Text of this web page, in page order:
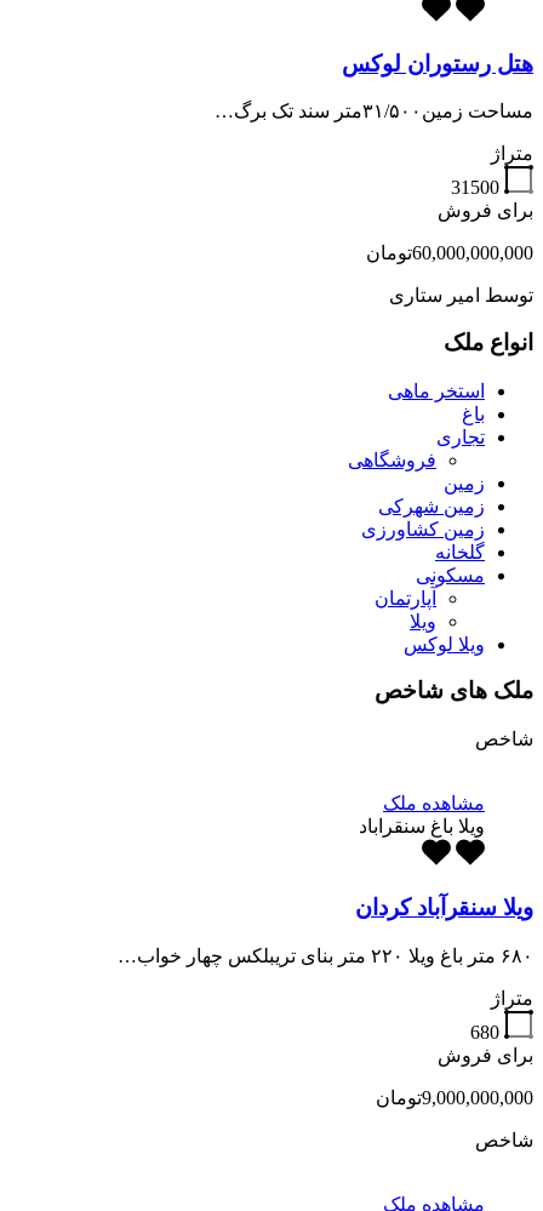
هتل رستوران لوکس
مساحت زمین۳۱/۵۰۰متر سند تک برگ…
متراژ
31500
برای فروش
60,000,000,000تومان
توسط امیر ستاری
انواع ملک
استخر ماهی
باغ
تجاری
فروشگاهی
زمین
زمین شهرکی
زمین کشاورزی
گلخانه
مسکونی
آپارتمان
ویلا
ویلا لوکس
ملک های شاخص
شاخص
مشاهده ملک
ویلا باغ سنقراباد
ویلا سنقرآباد کردان
۶۸۰ متر باغ ویلا ۲۲۰ متر بنای تریبلکس چهار خواب…
متراژ
680
برای فروش
9,000,000,000تومان
شاخص
مشاهده ملک